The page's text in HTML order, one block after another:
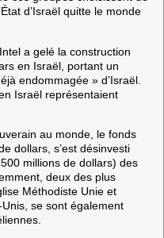
d’Israël quitte le monde
Intel a gelé la construction
en Israël , portant un
endommagée » d’Israël.
Israël représentaient
au monde, le fonds
dollars, s’est désinvesti
millions de dollars) des
deux des plus
Méthodiste Unie et
, se sont également